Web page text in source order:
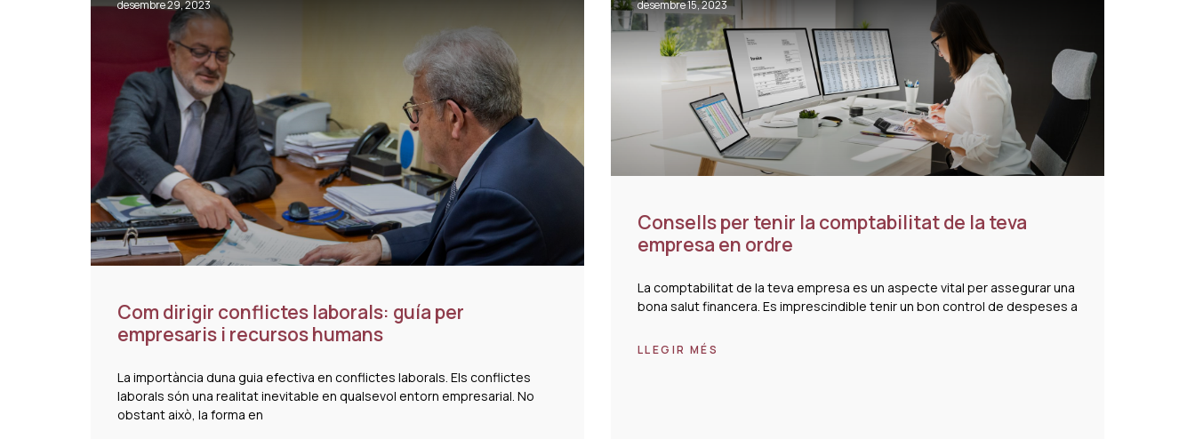
Com dirigir conflictes laborals: guía per
empresaris i recursos humans
La importància duna guia efectiva en conflictes laborals. Els conflictes
laborals són una realitat inevitable en qualsevol entorn empresarial. No
obstant això, la forma en
desembre 29, 2023
Consells per tenir la comptabilitat de la teva
empresa en ordre
La comptabilitat de la teva empresa es un aspecte vital per assegurar una
bona salut financera. Es imprescindible tenir un bon control de despeses a
LLEGIR MÉS
desembre 15, 2023